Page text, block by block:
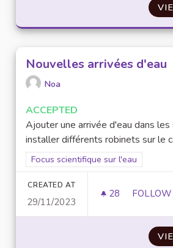
Nouvelles arrivées d'eau
Noa
ACCEPTED
Ajouter une arrivée d'eau dans
installer différents robinets sur le
Filter results for scope: Focus
Focus scientifique sur l'eau
CREATED AT
29/11/2023
28 28
FOLLOW